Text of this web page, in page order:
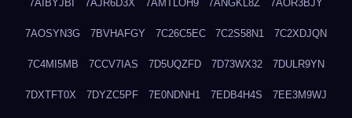
7AIBYJBI 7AJR6D3X 7AMTLOH9 7ANGKL8Z 7AOR3BJY
7AOSYN3G 7BVHAFGY 7C26C5EC 7C2S58N1 7C2XDJQN
7C4MI5MB 7CCV7IAS 7D5UQZFD 7D73WX32 7DULR9YN
7DXTFT0X 7DYZC5PF 7E0NDNH1 7EDB4H4S 7EE3M9WJ